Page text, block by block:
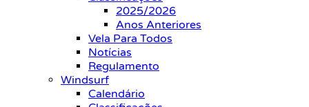
2025/2026
Anos Anteriores
Vela Para Todos
Notícias
Regulamento
Windsurf
Calendário